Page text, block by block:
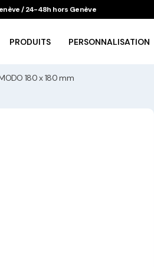
/ 24-48h hors Genève
PRODUITS PERSONNALISATION
180 x 180 mm